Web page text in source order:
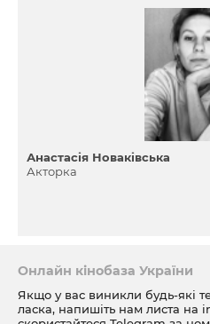
Анастасія Новаківська
Акторка
Онлайн кінобаза України
Якщо у вас виникли будь-які
ласка, напишіть нам листа на